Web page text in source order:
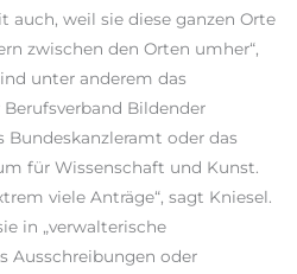
auch, weil sie diese ganzen Orte
zwischen den Orten umher“,
unter anderem das
Bildender
Bundeskanzleramt oder das
für Wissenschaft und Kunst.
viele Anträge“, sagt Kniesel.
in „verwalterische
Ausschreibungen oder